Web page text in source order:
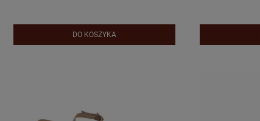
DO KOSZYKA